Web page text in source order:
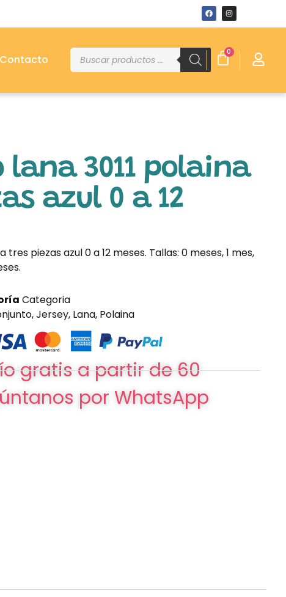
Contacto
0
lana 3011 polaina
azul 0 a 12
tres piezas azul 0 a 12 meses. Tallas: 0 meses, 1 mes,
Categoria
,Jersey, Lana, Polaina
gratis a partir de 60
por WhatsApp